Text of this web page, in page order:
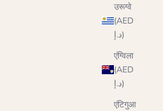
उरूग्वे
(AED
د.إ)
एंग्विला
(AED
د.إ)
एंटिगुआ